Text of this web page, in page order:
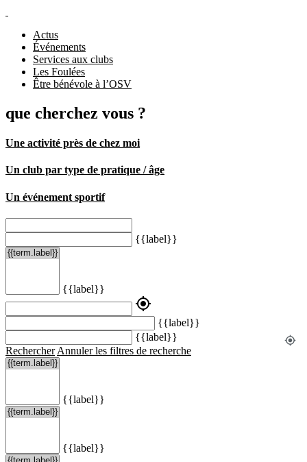
Actus
Événements
Services aux clubs
Les Foulées
Être bénévole à l’OSV
que cherchez vous ?
Une activité près de chez moi
Un club par type de pratique / âge
Un événement sportif
{{label}}
{{label}}
my_location
my_location
{{label}}
{{label}}
Rechercher Annuler les filtres de recherche
{{label}}
{{label}}